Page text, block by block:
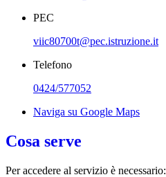
PEC
viic80700t@pec.istruzione.it
Telefono
0424/577052
Naviga su Google Maps
Cosa serve
Per accedere al servizio è necessario: